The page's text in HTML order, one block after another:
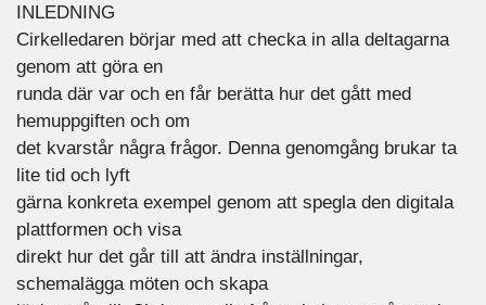
INLEDNING
Cirkelledaren börjar med att checka in alla deltagarna
genom att göra en
runda där var och en får berätta hur det gått med
hemuppgiften och om
det kvarstår några frågor. Denna genomgång brukar ta
lite tid och lyft
gärna konkreta exempel genom att spegla den digitala
plattformen och visa
direkt hur det går till att ändra inställningar,
schemalägga möten och skapa